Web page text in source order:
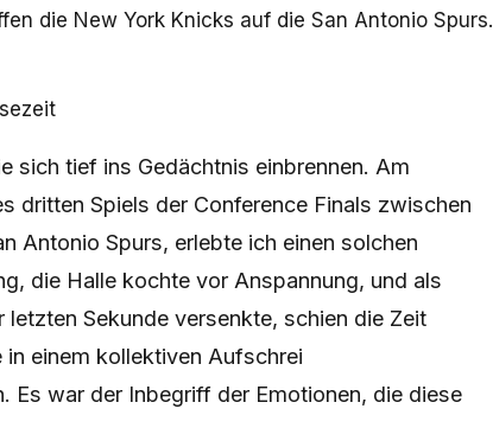
die New York Knicks auf die San Antonio
sich tief ins Gedächtnis einbrennen. Am
dritten Spiels der Conference Finals zwischen
Antonio Spurs, erlebte ich einen solchen
die Halle kochte vor Anspannung, und als
Sekunde versenkte, schien die Zeit
einem kollektiven Aufschrei
Es war der Inbegriff der Emotionen, die diese